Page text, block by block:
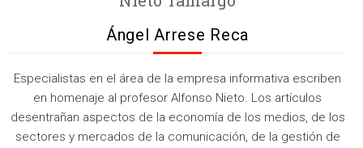
Ángel Arrese Reca
Especialistas en el área de la empresa informativa escriben
en homenaje al profesor Alfonso Nieto. Los artículos
desentrañan aspectos de la economía de los medios, de los
sectores y mercados de la comunicación, de la gestión de